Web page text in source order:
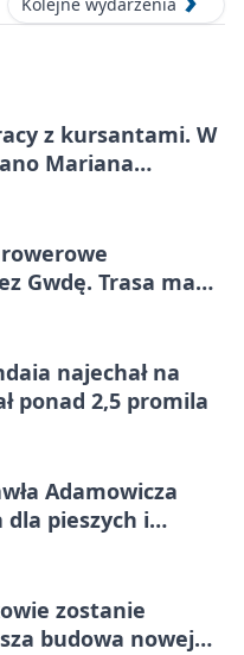
z kursantami. W
Mariana
Gwdę. Trasa ma
najechał na
ponad 2,5 promila
Adamowicza
pieszych i
zostanie
budowa nowej